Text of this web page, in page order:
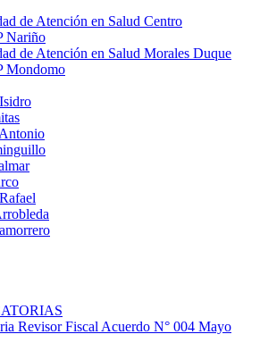
de Atención en Salud Centro
Nariño
de Atención en Salud Morales Duque
Mondomo
Revisor Fiscal Acuerdo N° 004 Mayo